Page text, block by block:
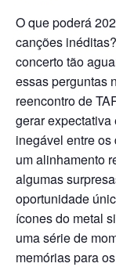
O que poderá
canções
concerto tão
essas perguntas
reencontro de
gerar
inegável entre
um alinhamento
algumas
oportunidade
ícones do metal
uma série de
memórias para